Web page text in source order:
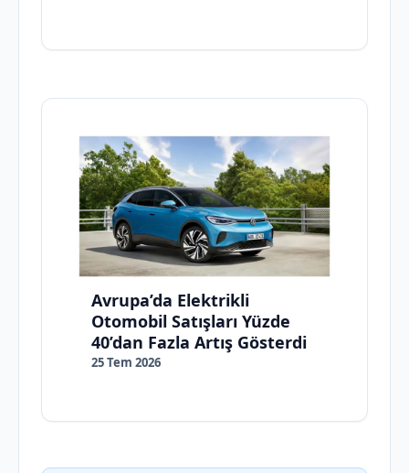
Avrupa’da Elektrikli
Otomobil Satışları Yüzde
40’dan Fazla Artış Gösterdi
25 Tem 2026